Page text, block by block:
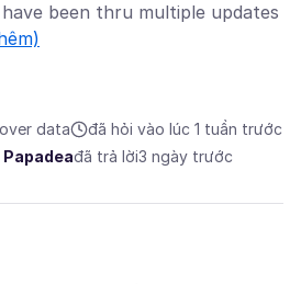
been thru multiple updates
data
đã hỏi vào lúc 1 tuần trước
đã trả lời3 ngày trước